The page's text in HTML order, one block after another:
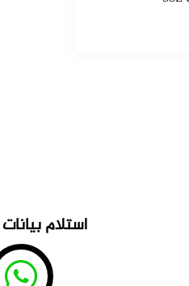
استلام